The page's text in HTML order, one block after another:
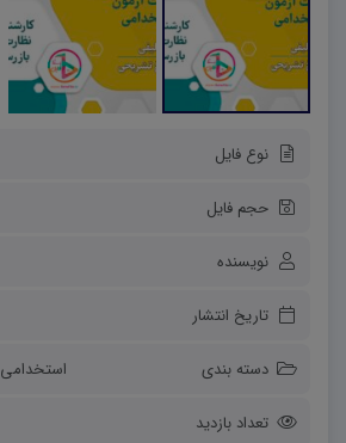
نوع فایل
حجم فایل
نویسنده
تاریخ انتشار
دسته بندی استخدامی
تعداد بازدید